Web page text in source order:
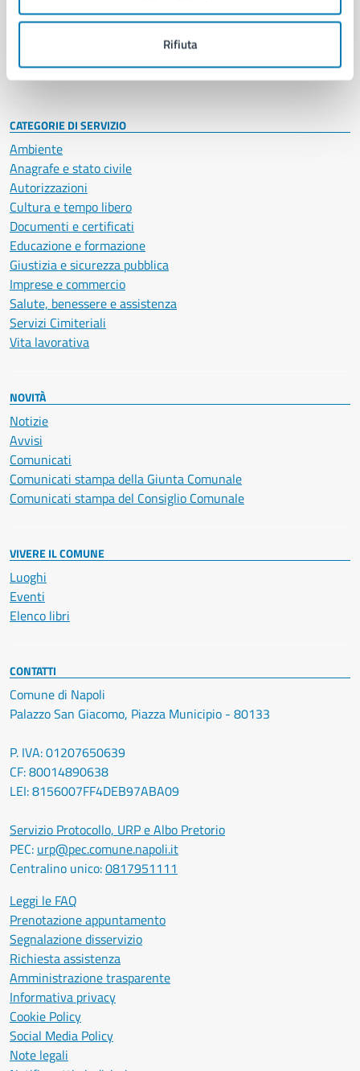
Rifiuta
Politici
Intranet, posta aziendale e protocollo
CATEGORIE DI SERVIZIO
Ambiente
Anagrafe e stato civile
Autorizzazioni
Cultura e tempo libero
Documenti e certificati
Educazione e formazione
Giustizia e sicurezza pubblica
Imprese e commercio
Salute, benessere e assistenza
Servizi Cimiteriali
Vita lavorativa
NOVITÀ
Notizie
Avvisi
Comunicati
Comunicati stampa della Giunta Comunale
Comunicati stampa del Consiglio Comunale
VIVERE IL COMUNE
Luoghi
Eventi
Elenco libri
CONTATTI
Comune di Napoli
Palazzo San Giacomo, Piazza Municipio - 80133
P. IVA: 01207650639
CF: 80014890638
LEI: 8156007FF4DEB97ABA09
Servizio Protocollo, URP e Albo Pretorio
PEC: urp@pec.comune.napoli.it
Centralino unico:0817951111
Leggi le FAQ
Prenotazione appuntamento
Segnalazione disservizio
Richiesta assistenza
Amministrazione trasparente
Informativa privacy
Cookie Policy
Social Media Policy
Note legali